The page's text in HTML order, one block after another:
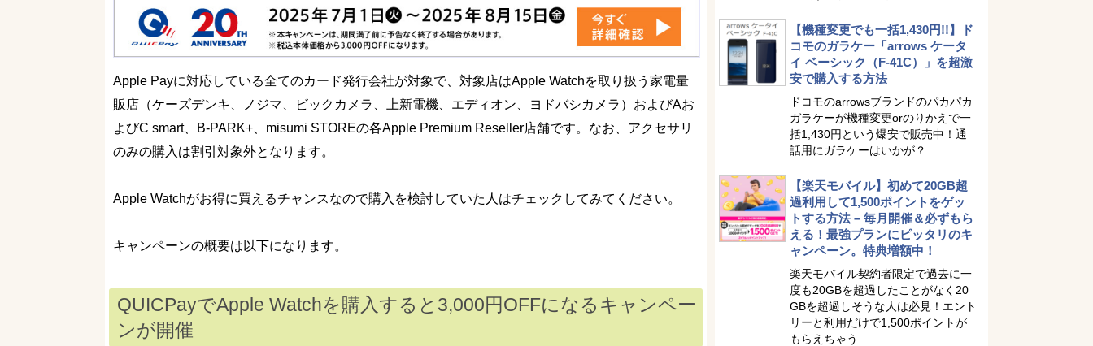
Apple Payに対応している全てのカード発行会社が対象で、対象店はApple Watchを取り扱う家電量
販店（ケーズデンキ、ノジマ、ビックカメラ、上新電機、エディオン、ヨドバシカメラ）およびAお
よびC smart、B-PARK+、misumi STOREの各Apple Premium Reseller店舗です。なお、アクセサリ
のみの購入は割引対象外となります。
Apple Watchがお得に買えるチャンスなので購入を検討していた人はチェックしてみてください。
キャンペーンの概要は以下になります。
QUICPayでApple Watchを購入すると3,000円OFFになるキャンペー
ンが開催
【機種変更でも一括1,430円!!】ド
コモのガラケー「arrows ケータ
イ ベーシック（F-41C）」を超激
安で購入する方法
ドコモのarrowsブランドのパカパカ
ガラケーが機種変更orのりかえで一
括1,430円という爆安で販売中！通
話用にガラケーはいかが？
【楽天モバイル】初めて20GB超
過利用して1,500ポイントをゲッ
トする方法 – 毎月開催＆必ずもら
える！最強プランにピッタリのキ
ャンペーン。特典増額中！
楽天モバイル契約者限定で過去に一
度も20GBを超過したことがなく20
GBを超過しそうな人は必見！エント
リーと利用だけで1,500ポイントが
もらえちゃう